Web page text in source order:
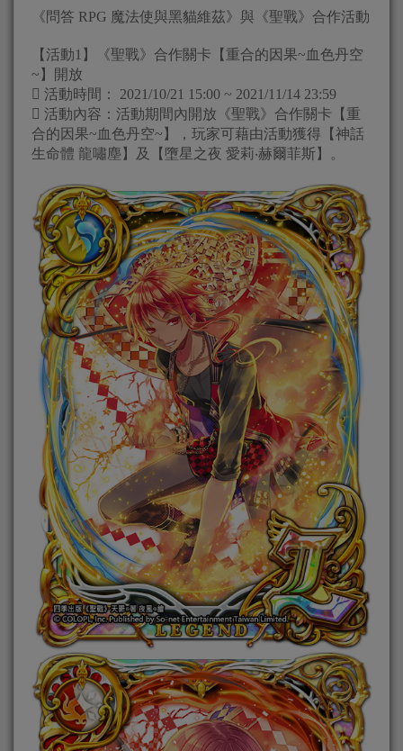
《問答 RPG 魔法使與黑貓維茲》與《聖戰》合作活動
【活動1】《聖戰》合作關卡【重合的因果~血色丹空
~】開放
 活動時間： 2021/10/21 15:00 ~ 2021/11/14 23:59
 活動內容：活動期間內開放《聖戰》合作關卡【重
合的因果~血色丹空~】，玩家可藉由活動獲得【神話
生命體 龍嘯塵】及【墮星之夜 愛莉‧赫爾菲斯】。